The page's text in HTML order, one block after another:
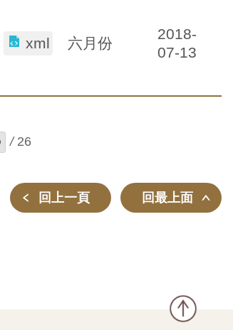
xml 六月份
2018-
07-13
/ 26
回上一頁 回最上面